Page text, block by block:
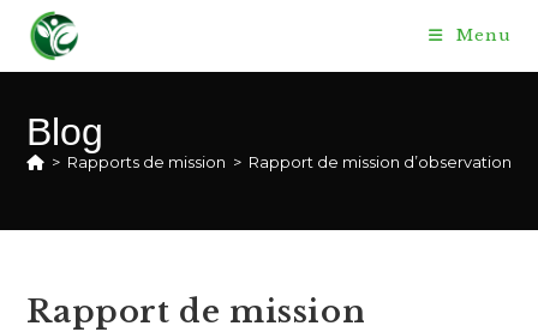
content
Menu
Blog
> Rapports de mission > Rapport de mission d’observation
Rapport de mission